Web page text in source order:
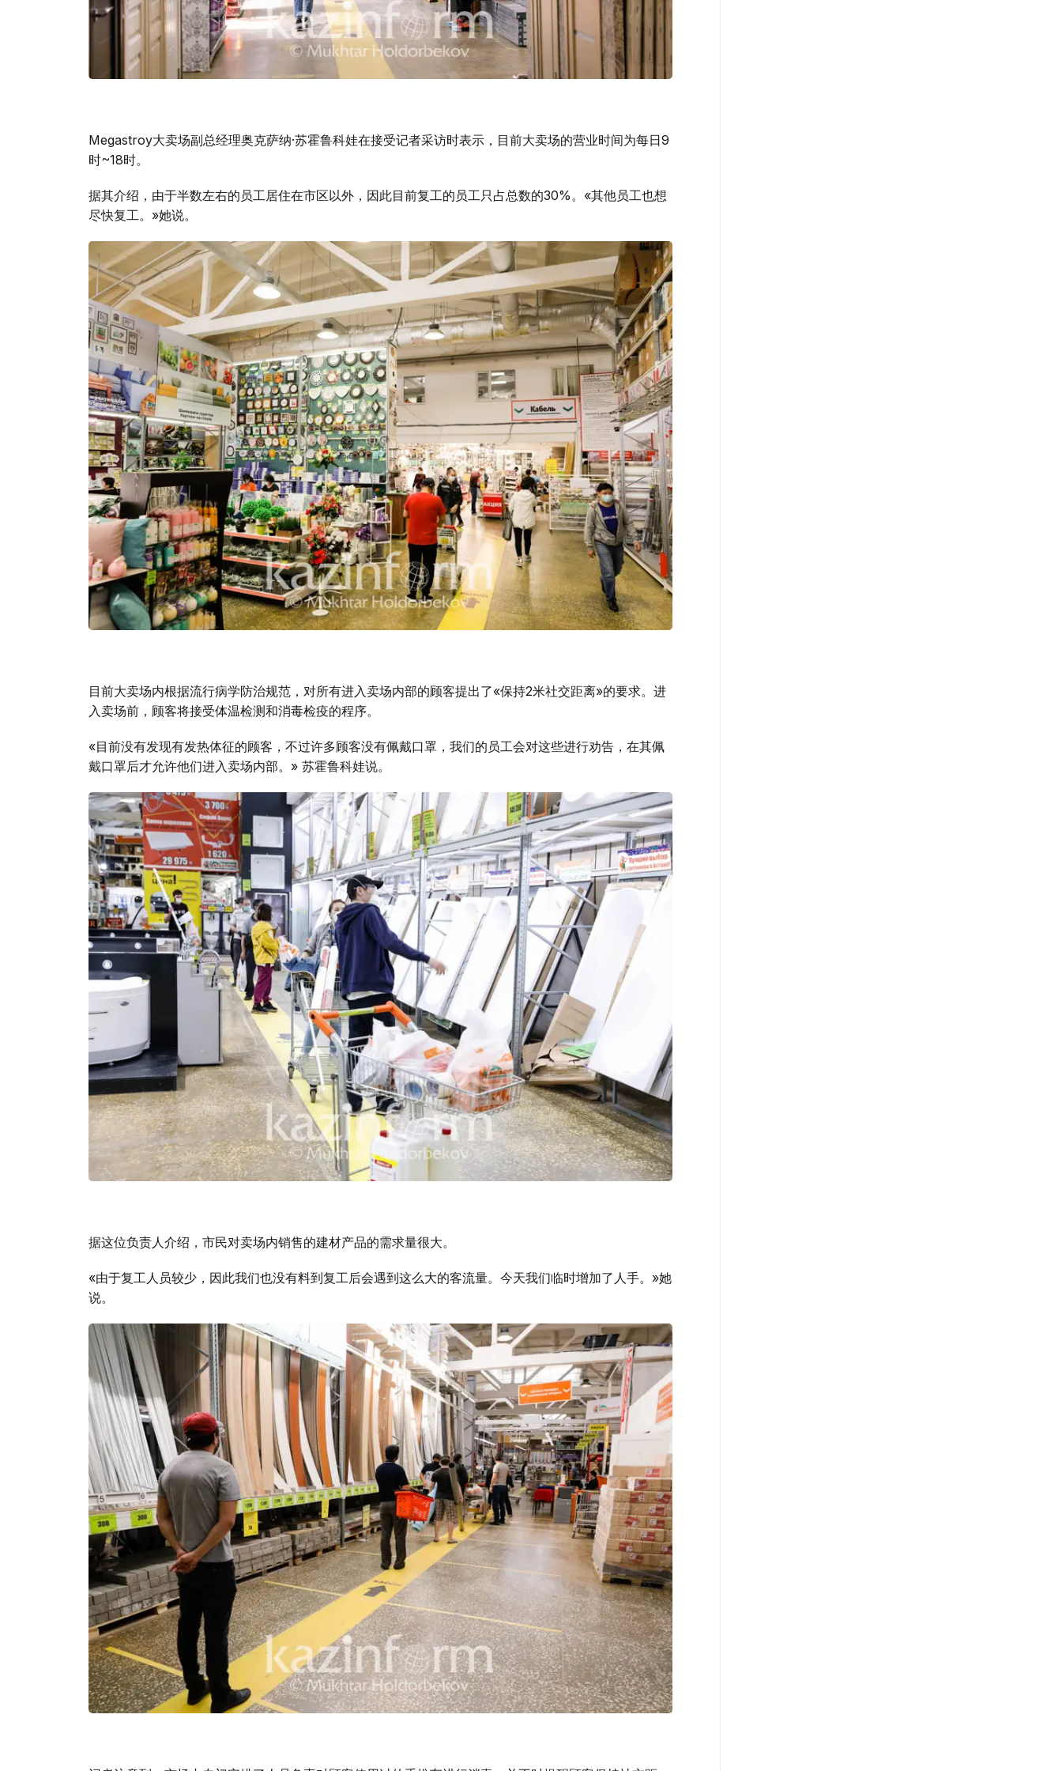
Megastroy大卖场副总经理奥克萨纳·苏霍鲁科娃在接受记者采访时表示，目前大卖场的营业时间为每日9
时~18时。
据其介绍，由于半数左右的员工居住在市区以外，因此目前复工的员工只占总数的30%。«其他员工也想
尽快复工。»她说。
目前大卖场内根据流行病学防治规范，对所有进入卖场内部的顾客提出了«保持2米社交距离»的要求。进
入卖场前，顾客将接受体温检测和消毒检疫的程序。
«目前没有发现有发热体征的顾客，不过许多顾客没有佩戴口罩，我们的员工会对这些进行劝告，在其佩
戴口罩后才允许他们进入卖场内部。» 苏霍鲁科娃说。
据这位负责人介绍，市民对卖场内销售的建材产品的需求量很大。
«由于复工人员较少，因此我们也没有料到复工后会遇到这么大的客流量。今天我们临时增加了人手。»她
说。